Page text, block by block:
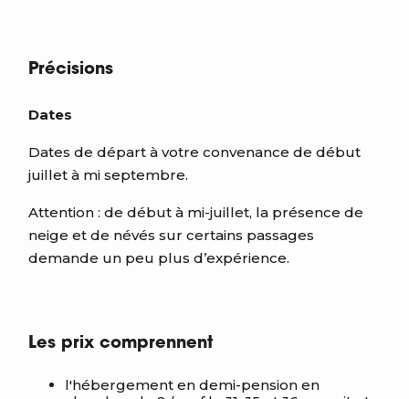
Précisions
Dates
Dates de départ à votre convenance de début
juillet à mi septembre.
Attention : de début à mi-juillet, la présence de
neige et de névés sur certains passages
demande un peu plus d’expérience.
Les prix comprennent
l'hébergement en demi-pension en